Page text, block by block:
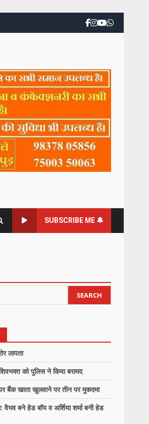
SUBSCRIBE ME 🔔
SEARCH
लापता
को पुलिस ने किया बरामद
बैंक खाता खुलवाने पर तीन पर मुकदमा
बने हेड बॉय व अर्शिया शर्मा बनी हेड